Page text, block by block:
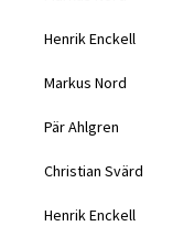
Henrik Enckell
Markus Nord
Pär Ahlgren
Christian Svärd
Henrik Enckell